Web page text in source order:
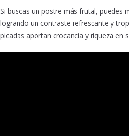
Si buscas un postre más frutal, puedes
logrando un contraste refrescante y
picadas aportan crocancia y riqueza en